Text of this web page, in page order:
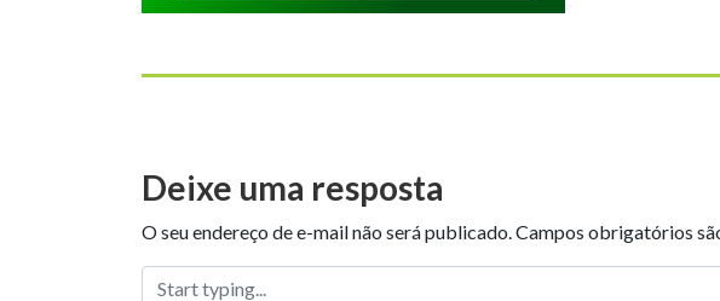
Deixe uma resposta
O seu endereço de e-mail não será publicado.Campos obrigatórios